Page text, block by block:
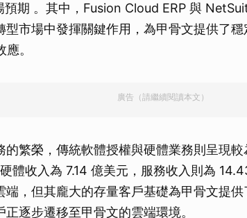
預期 。其中，Fusion Cloud ERP 與
型市場中發揮關鍵作用，為甲骨文提供了
。
廣告（請繼續閱讀本文）
的繁榮，傳統軟體授權與硬體業務則呈現
體收入為 7.14 億美元，服務收入則為
端，但其龐大的存量客戶基礎為甲骨文提
逐步遷移至甲骨文的雲端環境。